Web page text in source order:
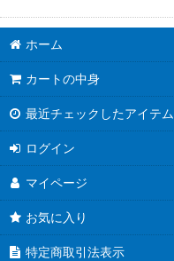
ホーム
カートの中身
最近チェックしたアイテム
ログイン
マイページ
お気に入り
特定商取引法表示